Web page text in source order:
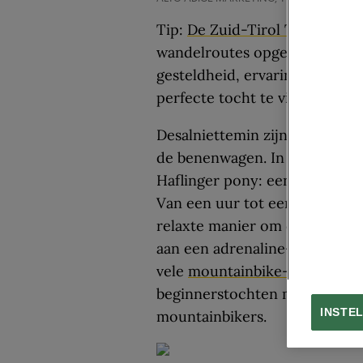
Tip: De Zuid-Tirol Trekking
wandelroutes opgedeeld in
gesteldheid, ervaring en
perfecte tocht te vinden!
Desalniettemin zijn de
de benenwagen. In
Haflinger pony: een
Van een uur tot een volledige
relaxte manier om de
aan een adrenaline-kick,
vele mountainbike-routes
beginnerstochten met
mountainbikers.